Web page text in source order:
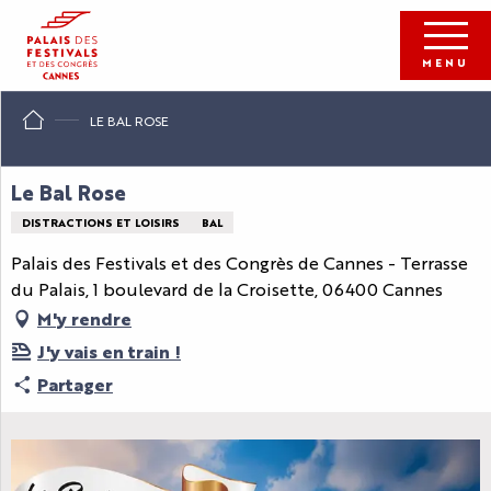
contenu
principal
MENU
LE BAL ROSE
Le Bal Rose
DISTRACTIONS ET LOISIRS BAL
Palais des Festivals et des Congrès de Cannes - Terrasse
du Palais, 1 boulevard de la Croisette, 06400 Cannes
M'y rendre
J'y vais en train !
Partager